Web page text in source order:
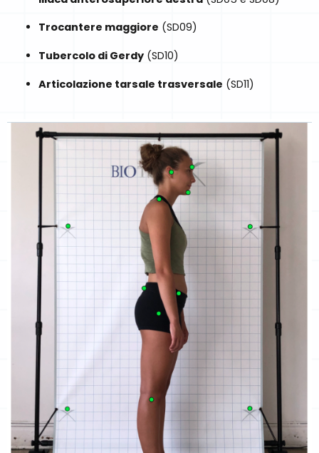
Trocantere maggiore (SD09)
Tubercolo di Gerdy(SD10)
Articolazione tarsale trasversale (SD11)